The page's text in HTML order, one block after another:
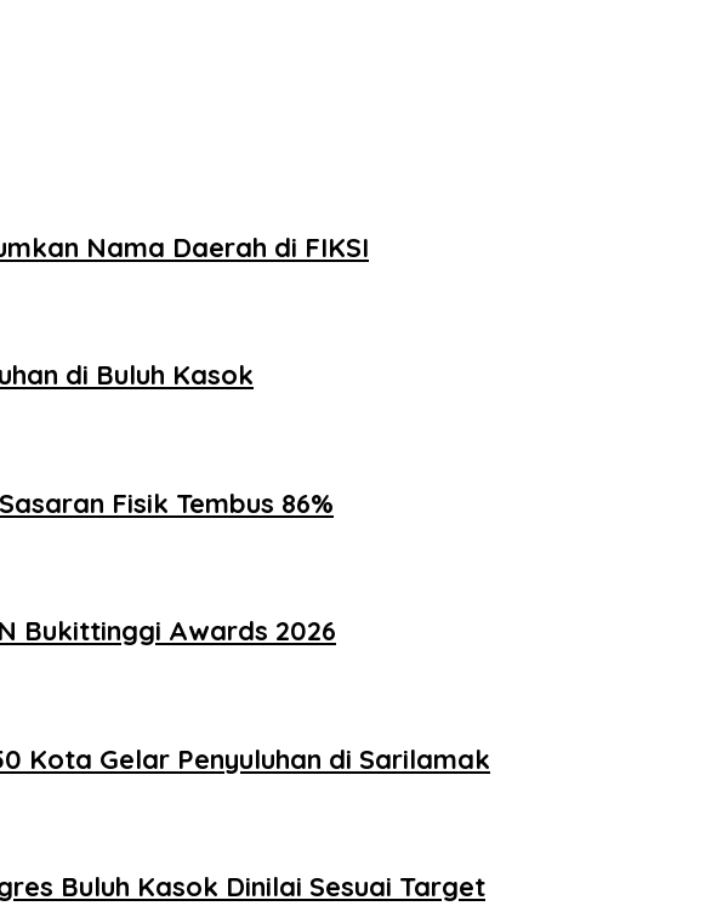
Nama Daerah di FIKSI
di Buluh Kasok
Fisik Tembus 86%
Bukittinggi Awards 2026
Kota Gelar Penyuluhan di Sarilamak
Buluh Kasok Dinilai Sesuai Target